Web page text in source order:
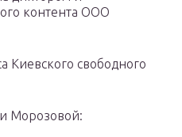
контента ООО
Киевского свободного
Морозовой: